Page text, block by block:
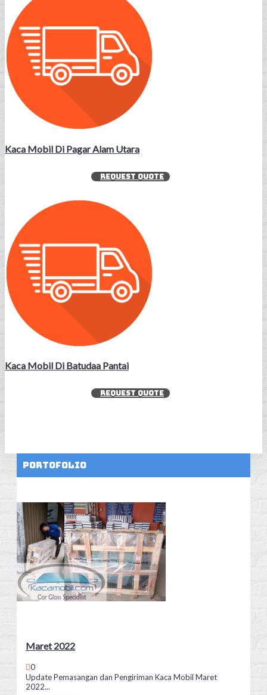
Kaca Mobil Di Pagar Alam Utara
REQUEST QUOTE
Kaca Mobil Di Batudaa Pantai
REQUEST QUOTE
Portofolio
Maret 2022
0
Update Pemasangan dan Pengiriman Kaca Mobil Maret
2022...